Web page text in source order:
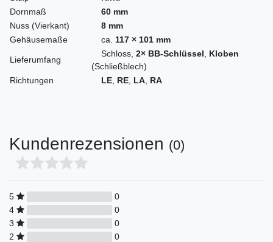
Dornmaß
60 mm
Nuss (Vierkant)
8 mm
Gehäusemaße
ca. 117 × 101 mm
Lieferumfang
Schloss, 2× BB-Schlüssel
Kloben
(Schließblech)
Richtungen
LE RE LA RA
Kundenrezensionen (0)
5
0
4
0
3
0
2
0